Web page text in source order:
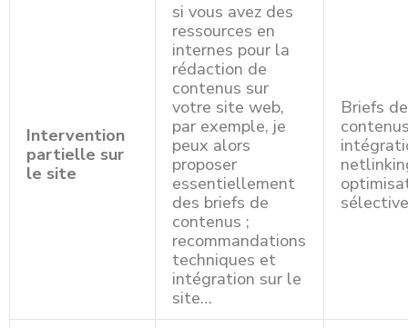
Intervention
partielle sur
le site
si vous avez des
ressources en
internes pour la
rédaction de
contenus sur
votre site web,
par exemple, je
peux alors
proposer
essentiellement
des briefs de
contenus ;
recommandations
techniques et
intégration sur le
site…
Briefs de